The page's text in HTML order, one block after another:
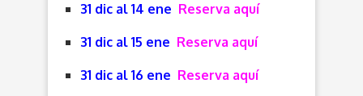
31 dic al 14 ene Reserva aquí
31 dic al 15 ene Reserva aquí
31 dic al 16 ene Reserva aquí